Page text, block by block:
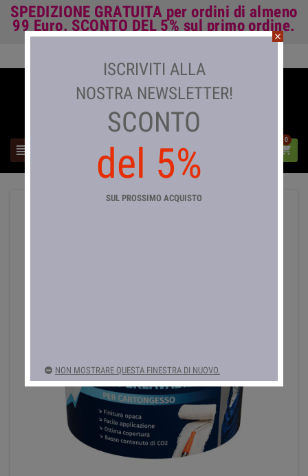
SPEDIZIONE GRATUITA per ordini di almeno
99 Euro. SCONTO DEL 5% sul primo ordine.
 
0
close
ISCRIVITI ALLA
NOSTRA NEWSLETTER!
SCONTO
del 5%
SUL PROSSIMO ACQUISTO
NON MOSTRARE QUESTA FINESTRA DI NUOVO.